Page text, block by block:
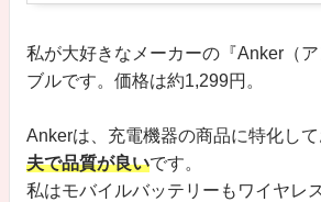
私が大好きなメーカーの『Anker（
ブルです。価格は約1,299円。
Ankerは、充電機器の商品に特化して
夫で品質が良いです。
私はモバイルバッテリーもワイヤレ